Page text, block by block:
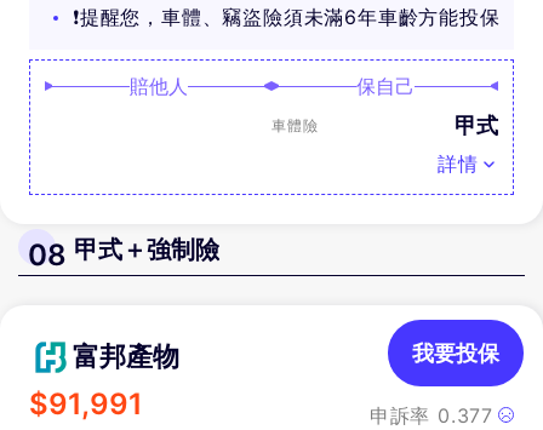
❗提醒您，車體、竊盜險須未滿6年車齡方能投保
賠他人 保自己
車體險 甲式
詳情
08 甲式＋強制險
富邦產物
$91,991 申訴率 0.377
我要投保